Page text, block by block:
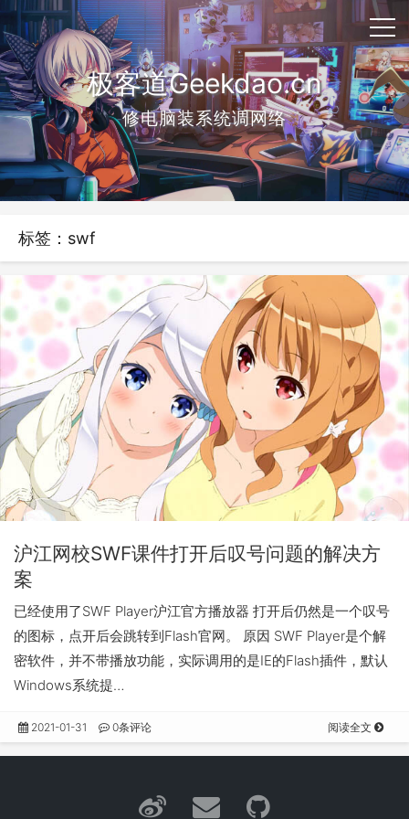
极客道Geekdao.cn
修电脑装系统调网络
标签：swf
沪江网校SWF课件打开后叹号问题的解决方
案
已经使用了SWF Player沪江官方播放器 打开后仍然是一个叹号
的图标，点开后会跳转到Flash官网。 原因 SWF Player是个解
密软件，并不带播放功能，实际调用的是IE的Flash插件，默认
Windows系统提…
2021-01-31 0条评论 阅读全文